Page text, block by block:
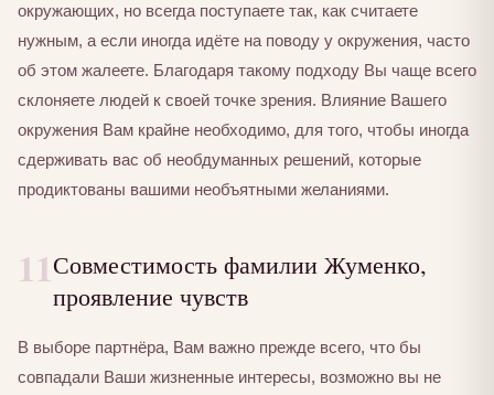
окружающих, но всегда поступаете так, как считаете
нужным, а если иногда идёте на поводу у окружения, часто
об этом жалеете. Благодаря такому подходу Вы чаще всего
склоняете людей к своей точке зрения. Влияние Вашего
окружения Вам крайне необходимо, для того, чтобы иногда
сдерживать вас об необдуманных решений, которые
продиктованы вашими необъятными желаниями.
11Совместимость фамилии Жуменко,
проявление чувств
В выборе партнёра, Вам важно прежде всего, что бы
совпадали Ваши жизненные интересы, возможно вы не